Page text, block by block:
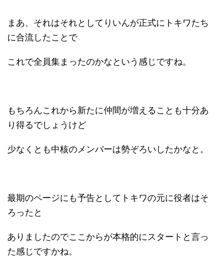
まあ、それはそれとしてりいんが正式にトキワたち
に合流したことで
これで全員集まったのかなという感じですね。
もちろんこれから新たに仲間が増えることも十分あ
り得るでしょうけど
少なくとも中核のメンバーは勢ぞろいしたかなと。
最期のページにも予告としてトキワの元に役者はそ
ろったと
ありましたのでここからが本格的にスタートと言っ
た感じですかね。